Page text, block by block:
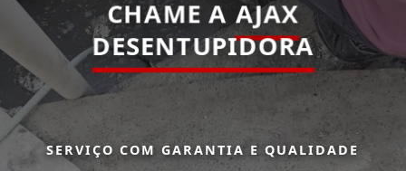
CHAME A AJAX
DESENTUPIDORA
SERVIÇO COM GARANTIA E QUALIDADE